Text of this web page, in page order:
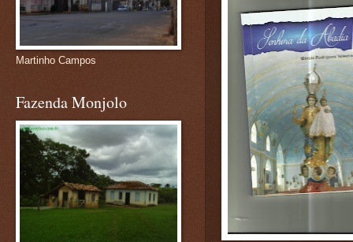
Martinho Campos
Fazenda Monjolo